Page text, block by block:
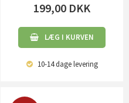
199,00 DKK
LÆG I KURVEN
10-14 dagelevering